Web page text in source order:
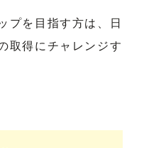
プを目指す方は、日
取得にチャレンジす